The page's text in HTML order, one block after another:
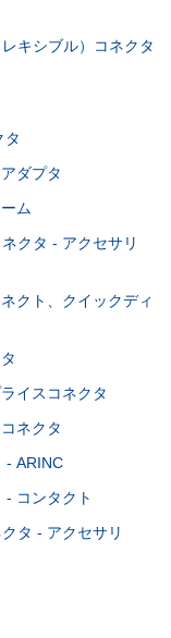
キシブル）コネクタ
タ
ダプタ
ム
クタ - アクセサリ
クト、クイックディ
イスコネクタ
ネクタ
- ARINC
- コンタクト
タ - アクセサリ